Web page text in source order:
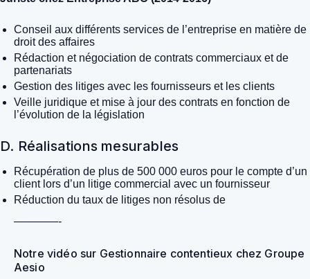
Conseil aux différents services de l’entreprise en matière de
droit des affaires
Rédaction et négociation de contrats commerciaux et de
partenariats
Gestion des litiges avec les fournisseurs et les clients
Veille juridique et mise à jour des contrats en fonction de
l’évolution de la législation
D. Réalisations mesurables
Récupération de plus de 500 000 euros pour le compte d’un
client lors d’un litige commercial avec un fournisseur
Réduction du taux de litiges non résolus de
————-
Notre vidéo sur Gestionnaire contentieux chez Groupe
Aesio